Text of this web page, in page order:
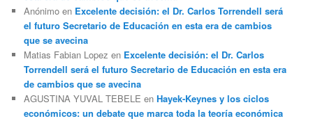
Anónimo en Excelente decisión: el Dr. Carlos Torrendell será
el futuro Secretario de Educación en esta era de cambios
que se avecina
Matias Fabian Lopez en Excelente decisión: el Dr. Carlos
Torrendell será el futuro Secretario de Educación en esta era
de cambios que se avecina
AGUSTINA YUVAL TEBELE enHayek-Keynes y los ciclos
económicos: un debate que marca toda la teoría económica